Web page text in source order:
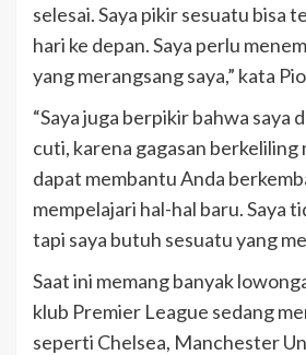
selesai. Saya pikir sesuatu bisa
hari ke depan. Saya perlu
yang merangsang saya,” kata
“Saya juga berpikir bahwa saya
cuti, karena gagasan
dapat membantu Anda
mempelajari hal-hal baru. Saya
tapi saya butuh sesuatu yang
Saat ini memang banyak
klub Premier League sedang
seperti Chelsea, Manchester